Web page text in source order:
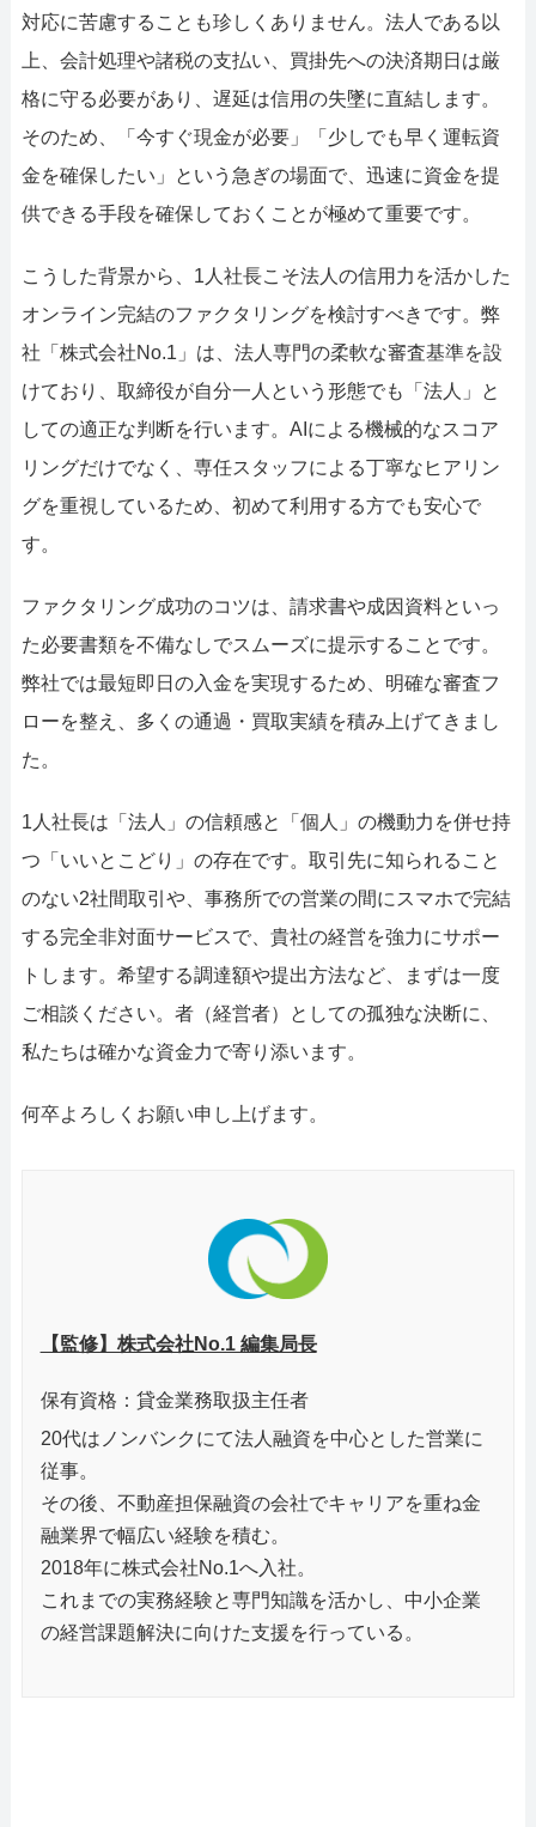
対応に苦慮することも珍しくありません。法人である以
上、会計処理や諸税の支払い、買掛先への決済期日は厳
格に守る必要があり、遅延は信用の失墜に直結します。
そのため、「今すぐ現金が必要」「少しでも早く運転資
金を確保したい」という急ぎの場面で、迅速に資金を提
供できる手段を確保しておくことが極めて重要です。
こうした背景から、1人社長こそ法人の信用力を活かした
オンライン完結のファクタリングを検討すべきです。弊
社「株式会社No.1」は、法人専門の柔軟な審査基準を設
けており、取締役が自分一人という形態でも「法人」と
しての適正な判断を行います。AIによる機械的なスコア
リングだけでなく、専任スタッフによる丁寧なヒアリン
グを重視しているため、初めて利用する方でも安心で
す。
ファクタリング成功のコツは、請求書や成因資料といっ
た必要書類を不備なしでスムーズに提示することです。
弊社では最短即日の入金を実現するため、明確な審査フ
ローを整え、多くの通過・買取実績を積み上げてきまし
た。
1人社長は「法人」の信頼感と「個人」の機動力を併せ持
つ「いいとこどり」の存在です。取引先に知られること
のない2社間取引や、事務所での営業の間にスマホで完結
する完全非対面サービスで、貴社の経営を強力にサポー
トします。希望する調達額や提出方法など、まずは一度
ご相談ください。者（経営者）としての孤独な決断に、
私たちは確かな資金力で寄り添います。
何卒よろしくお願い申し上げます。
【監修】株式会社No.1 編集局長
保有資格：貸金業務取扱主任者
20代はノンバンクにて法人融資を中心とした営業に
従事。
その後、不動産担保融資の会社でキャリアを重ね金
融業界で幅広い経験を積む。
2018年に株式会社No.1へ入社。
これまでの実務経験と専門知識を活かし、中小企業
の経営課題解決に向けた支援を行っている。